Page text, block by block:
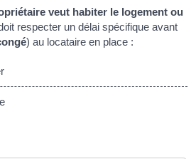
veut habiter le logement ou
respecter un délai spécifique avant
) au locataire en place :